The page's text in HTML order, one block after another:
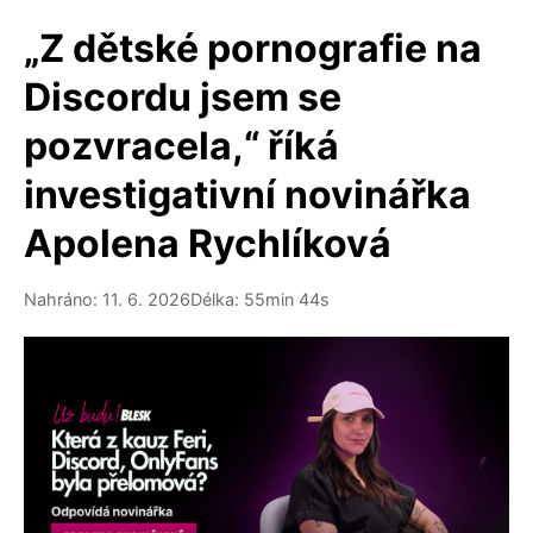
„Z dětské pornografie na
Discordu jsem se
pozvracela,“ říká
investigativní novinářka
Apolena Rychlíková
Nahráno: 11. 6. 2026Délka: 55min 44s